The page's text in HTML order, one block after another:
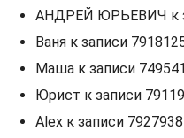
АНДРЕЙ ЮРЬЕВИЧ к
Ваня к записи
Маша к записи
Юрист к записи
Alex к записи